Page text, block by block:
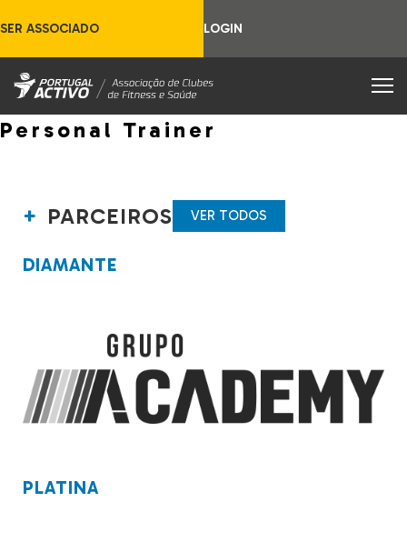
SER ASSOCIADO LOGIN
Personal Trainer
PARCEIROS VER TODOS
DIAMANTE
PLATINA